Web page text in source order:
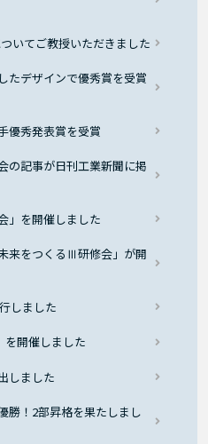
いてご教授いただきました
たデザインで優秀賞を受賞
優秀発表賞を受賞
の記事が日刊工業新聞に掲
」を開催しました
来をつくるⅢ研修会」が開
しました
を開催しました
しました
勝！2部昇格を果たしまし